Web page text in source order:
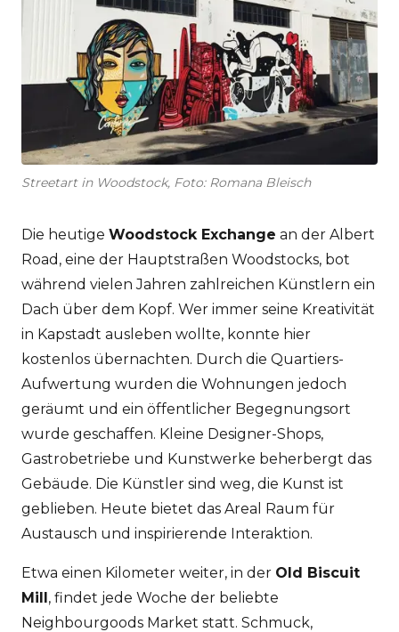
Streetart in Woodstock, Foto: Romana Bleisch
Die heutige Woodstock Exchange an der Albert
Road, eine der Hauptstraßen Woodstocks, bot
während vielen Jahren zahlreichen Künstlern ein
Dach über dem Kopf. Wer immer seine Kreativität
in Kapstadt ausleben wollte, konnte hier
kostenlos übernachten. Durch die Quartiers-
Aufwertung wurden die Wohnungen jedoch
geräumt und ein öffentlicher Begegnungsort
wurde geschaffen. Kleine Designer-Shops,
Gastrobetriebe und Kunstwerke beherbergt das
Gebäude. Die Künstler sind weg, die Kunst ist
geblieben. Heute bietet das Areal Raum für
Austausch und inspirierende Interaktion.
Etwa einen Kilometer weiter, in der Old Biscuit
Mill, findet jede Woche der beliebte
Neighbourgoods Market statt. Schmuck,